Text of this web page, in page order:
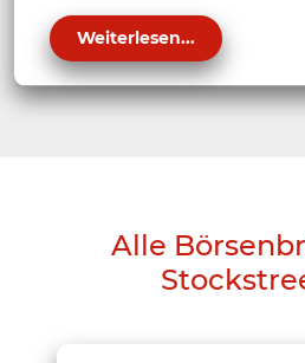
Weiterlesen...
Alle